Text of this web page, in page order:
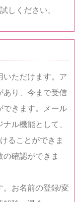
しください。
いただけます。ア
あり、今まで受信
できます。メール
ル機能として、
ることができま
確認ができま
。お名前の登録/変